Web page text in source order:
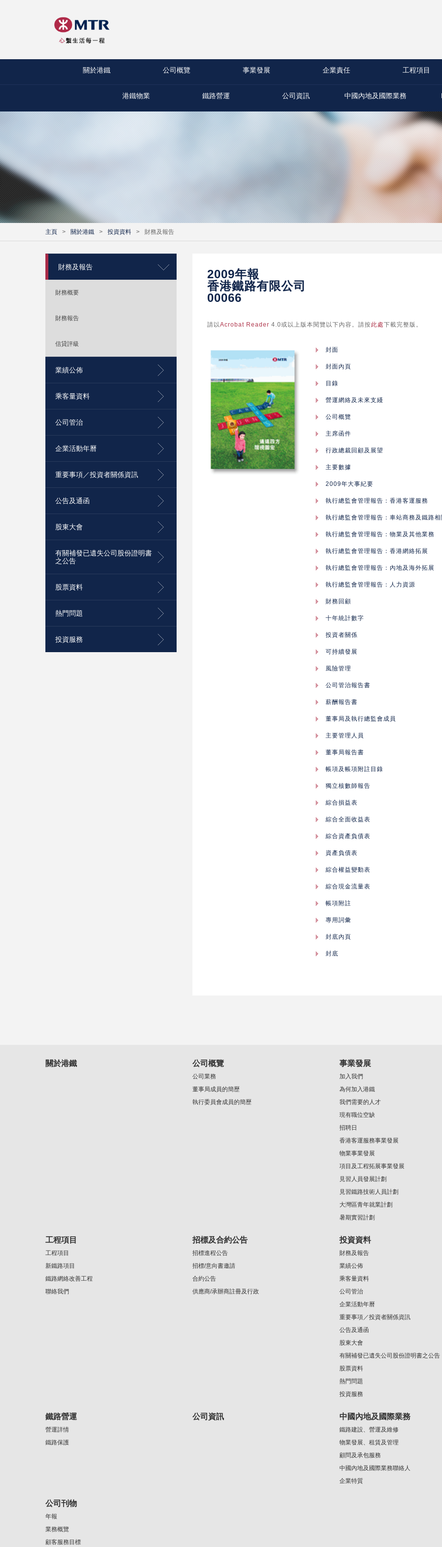
關於港鐵 公司概覽 事業發展 企業責任 工程項目
港鐵物業 鐵路營運 公司資訊 中國內地及國際業務
主頁 > 關於港鐵 > 投資資料 > 財務及報告
財務及報告
財務概要
財務報告
信貸評級
業績公佈
乘客量資料
公司管治
企業活動年曆
重要事項／投資者關係資訊
公告及通函
股東大會
有關補發已遺失公司股份證明書
之公告
股票資料
熱門問題
投資服務
2009年報
香港鐵路有限公司
00066
請以 Acrobat Reader 4.0或以上版本閱覽以下內容。請按此處下載完整版。
封面
封面內頁
目錄
營運網絡及未來支綫
公司概覽
主席函件
行政總裁回顧及展望
主要數據
2009年大事紀要
執行總監會管理報告：香港客運服務
執行總監會管理報告：車站商務及鐵路
執行總監會管理報告：物業及其他業務
執行總監會管理報告：香港網絡拓展
執行總監會管理報告：內地及海外拓展
執行總監會管理報告：人力資源
財務回顧
十年統計數字
投資者關係
可持續發展
風險管理
公司管治報告書
薪酬報告書
董事局及執行總監會成員
主要管理人員
董事局報告書
帳項及帳項附註目錄
獨立核數師報告
綜合損益表
綜合全面收益表
綜合資產負債表
資產負債表
綜合權益變動表
綜合現金流量表
帳項附註
專用詞彙
封底內頁
封底
關於港鐵 公司概覽
公司業務
董事局成員的簡歷
執行委員會成員的簡歷
事業發展
加入我們
為何加入港鐵
我們需要的人才
現有職位空缺
招聘日
香港客運服務事業發展
物業事業發展
項目及工程拓展事業發展
見習人員發展計劃
見習鐵路技術人員計劃
大灣區青年就業計劃
暑期實習計劃
工程項目
工程項目
新鐵路項目
鐵路網絡改善工程
聯絡我們
招標及合約公告
招標進程公告
招標/意向書邀請
合約公告
供應商/承辦商註冊及行政
投資資料
財務及報告
業績公佈
乘客量資料
公司管治
企業活動年曆
重要事項／投資者關係資訊
公告及通函
股東大會
有關補發已遺失公司股份證明書之公告
股票資料
熱門問題
投資服務
鐵路營運
營運詳情
鐵路保護
公司資訊 中國內地及國際業務
鐵路建設、營運及維修
物業發展、租賃及管理
顧問及承包服務
中國內地及國際業務聯絡人
企業特質
公司刊物
年報
業務概覽
顧客服務目標